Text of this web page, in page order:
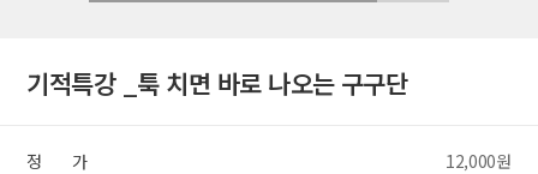
기적특강 _툭 치면 바로 나오는 구구단
정 가 12,000원